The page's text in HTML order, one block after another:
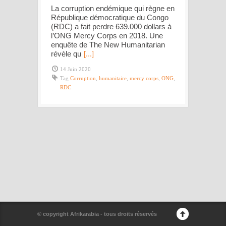
La corruption endémique qui règne en
République démocratique du Congo
(RDC) a fait perdre 639.000 dollars à
l’ONG Mercy Corps en 2018. Une
enquête de The New Humanitarian
révèle qu [...]
14 Juin 2020
Tag Corruption humanitaire mercy corps ONG
RDC
© copyright Afrikarabia - tous droits réservés